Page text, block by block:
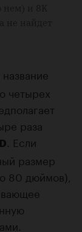
четырех
раза
. Если
размер
80 дюймов),